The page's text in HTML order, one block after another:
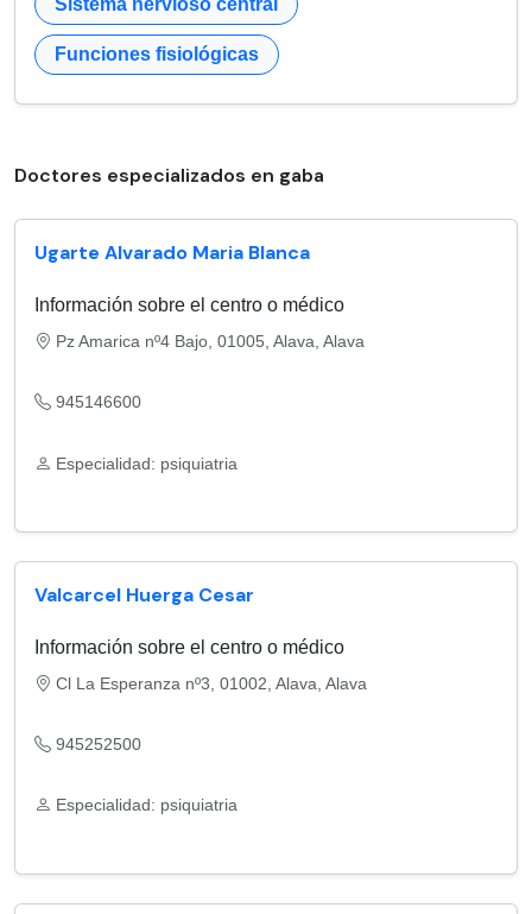
Sistema nervioso central
Funciones fisiológicas
Doctores especializados en gaba
Ugarte Alvarado Maria Blanca
Información sobre el centro o médico
Pz Amarica nº4 Bajo, 01005, Alava, Alava
945146600
Especialidad: psiquiatria
Valcarcel Huerga Cesar
Información sobre el centro o médico
Cl La Esperanza nº3, 01002, Alava, Alava
945252500
Especialidad: psiquiatria